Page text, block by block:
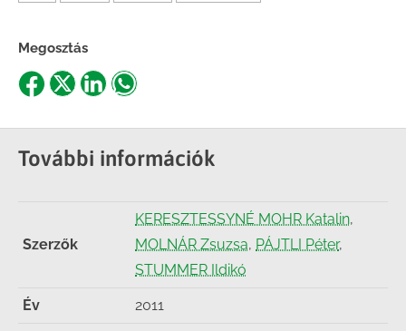
Megosztás
Share
Facebook
Share
X
Share
LinkedIn
Share
WhatsApp
További információk
Szerzők
KERESZTESSYNÉ MOHR Katalin,
MOLNÁR Zsuzsa, PÁJTLI Péter,
STUMMER Ildikó
Év 2011